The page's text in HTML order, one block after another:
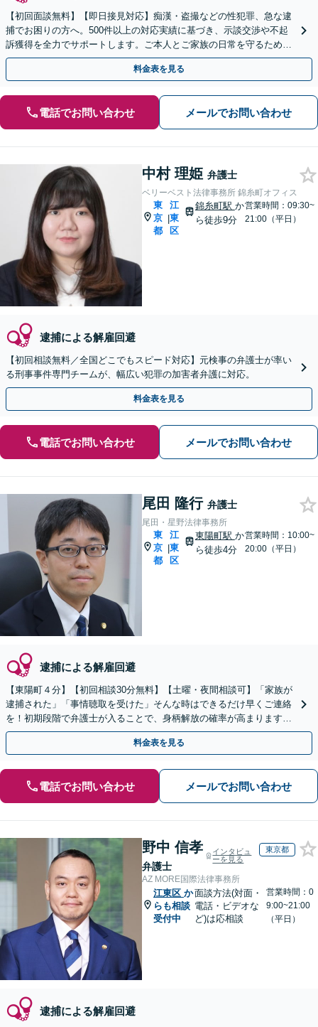
【初回面談無料】【即日接見対応】痴漢・盗撮などの性犯罪、急な逮
捕でお困りの方へ。500件以上の対応実績に基づき、示談交渉や不起
訴獲得を全力でサポートします。ご本人とご家族の日常を守るために
迅速に動きます。【東陽町駅3分】
料金表を見る
電話でお問い合わせ メールでお問い合わせ
中村 理姫 弁護士
ベリーベスト法律事務所 錦糸町オフィス
東
京
都
|
江
東
区
錦糸町駅 か
ら徒歩9分
営業時間：09:30~
21:00（平日）
逮捕による解雇回避
【初回相談無料／全国どこでもスピード対応】元検事の弁護士が率い
る刑事事件専門チームが、幅広い犯罪の加害者弁護に対応。
料金表を見る
電話でお問い合わせ メールでお問い合わせ
尾田 隆行 弁護士
尾田・星野法律事務所
東
京
都
|
江
東
区
東陽町駅 か
ら徒歩4分
営業時間：10:00~
20:00（平日）
逮捕による解雇回避
【東陽町４分】【初回相談30分無料】【土曜・夜間相談可】「家族が
逮捕された」「事情聴取を受けた」そんな時はできるだけ早くご連絡
を！初期段階で弁護士が入ることで、身柄解放の確率が高まります。
痴漢・暴行・薬物等の刑事全般、まずはご相談ください。
料金表を見る
電話でお問い合わせ メールでお問い合わせ
野中 信孝
弁護士
インタビュ
ーを見る
東京都
AZ MORE国際法律事務所
江東区 か
らも相談
受付中
面談方法(対面・
電話・ビデオな
ど)は応相談
営業時間：0
9:00~21:00
（平日）
逮捕による解雇回避